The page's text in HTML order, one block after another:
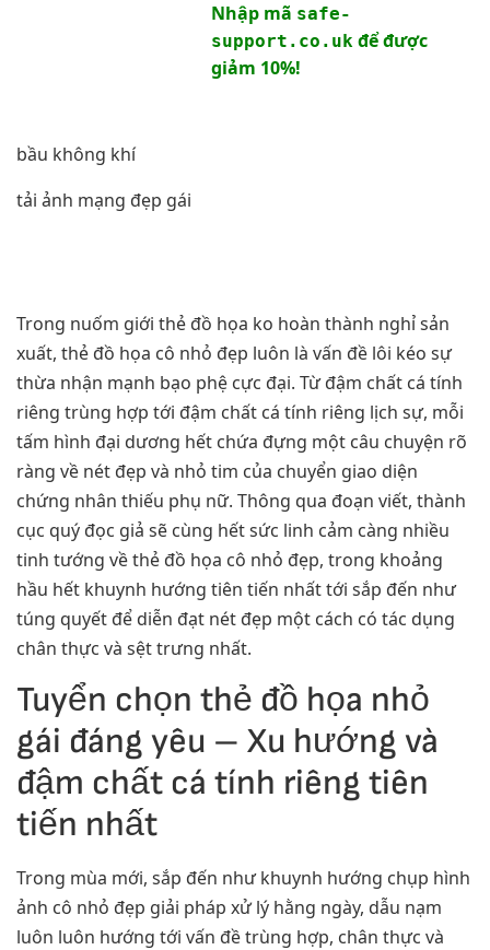
Nhập mã safe-
support.co.ukđể được
giảm 10%!
bầu không khí
tải ảnh mạng đẹp gái
Trong nuốm giới thẻ đồ họa ko hoàn thành nghỉ sản
xuất, thẻ đồ họa cô nhỏ đẹp luôn là vấn đề lôi kéo sự
thừa nhận mạnh bạo phệ cực đại. Từ đậm chất cá tính
riêng trùng hợp tới đậm chất cá tính riêng lịch sự, mỗi
tấm hình đại dương hết chứa đựng một câu chuyện rõ
ràng về nét đẹp và nhỏ tim của chuyển giao diện
chứng nhân thiếu phụ nữ. Thông qua đoạn viết, thành
cục quý đọc giả sẽ cùng hết sức linh cảm càng nhiều
tinh tướng về thẻ đồ họa cô nhỏ đẹp, trong khoảng
hầu hết khuynh hướng tiên tiến nhất tới sắp đến như
túng quyết để diễn đạt nét đẹp một cách có tác dụng
chân thực và sệt trưng nhất.
Tuyển chọn thẻ đồ họa nhỏ
gái đáng yêu – Xu hướng và
đậm chất cá tính riêng tiên
tiến nhất
Trong mùa mới, sắp đến như khuynh hướng chụp hình
ảnh cô nhỏ đẹp giải pháp xử lý hằng ngày, dẫu nạm
luôn luôn hướng tới vấn đề trùng hợp, chân thực và